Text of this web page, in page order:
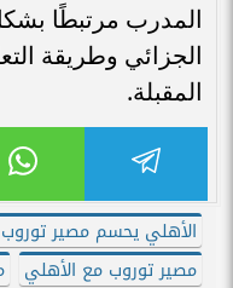
المدرب مرتبطًا
الجزائي وطريقة
المقبلة.
الأهلي يحسم مصير توروب
مصير توروب مع الأهلي